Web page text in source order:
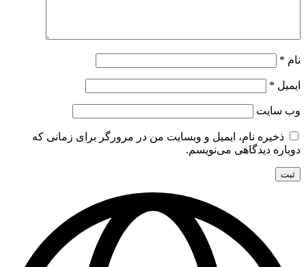
نام *
ایمیل *
وب‌ سایت
ذخیره نام، ایمیل و وبسایت من در مرورگر برای زمانی که
دوباره دیدگاهی می‌نویسم.